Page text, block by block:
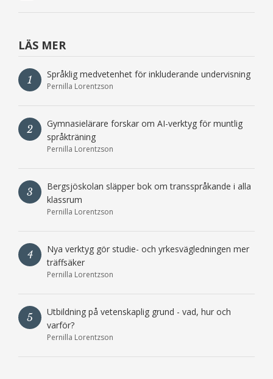
LÄS MER
1 Språklig medvetenhet för inkluderande undervisning
Pernilla Lorentzson
2
Gymnasielärare forskar om AI-verktyg för muntlig
språkträning
Pernilla Lorentzson
3
Bergsjöskolan släpper bok om transspråkande i alla
klassrum
Pernilla Lorentzson
4
Nya verktyg gör studie- och yrkesvägledningen mer
träffsäker
Pernilla Lorentzson
5
Utbildning på vetenskaplig grund - vad, hur och
varför?
Pernilla Lorentzson